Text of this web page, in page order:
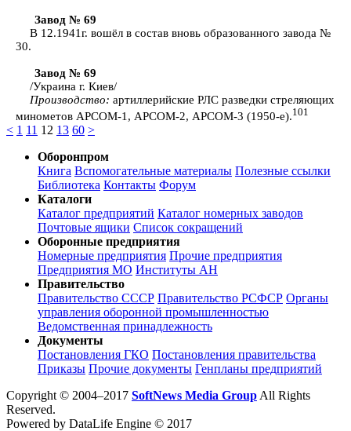
Завод № 69
В 12.1941г. вошёл в состав вновь образованного завода №
30.
Завод № 69
/Украина г. Киев/
Производство: артиллерийские РЛС разведки стреляющих
минометов АРСОМ-1, АРСОМ-2, АРСОМ-3 (1950-е).101
< 1 11 12 13 60 >
Оборонпром
Книга Вспомогательные материалы Полезные ссылки
Библиотека Контакты Форум
Каталоги
Каталог предприятий Каталог номерных заводов
Почтовые ящики Список сокращений
Оборонные предприятия
Номерные предприятия Прочие предприятия
Предприятия МО Институты АН
Правительство
Правительство СССР Правительство РСФСР Органы
управления оборонной промышленностью
Ведомственная принадлежность
Документы
Постановления ГКО Постановления правительства
Приказы Прочие документы Генпланы предприятий
Copyright © 2004–2017 SoftNews Media Group All Rights
Reserved.
Powered by DataLife Engine © 2017